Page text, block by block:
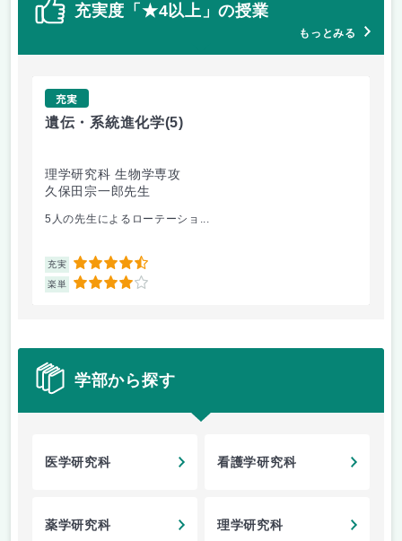
充実度「★4以上」の授業
もっとみる
充実
遺伝・系統進化学(5)
理学研究科 生物学専攻
久保田宗一郎先生
5人の先生によるローテーショ...
充実 4.5
楽単 4
学部から探す
医学研究科 看護学研究科
薬学研究科 理学研究科